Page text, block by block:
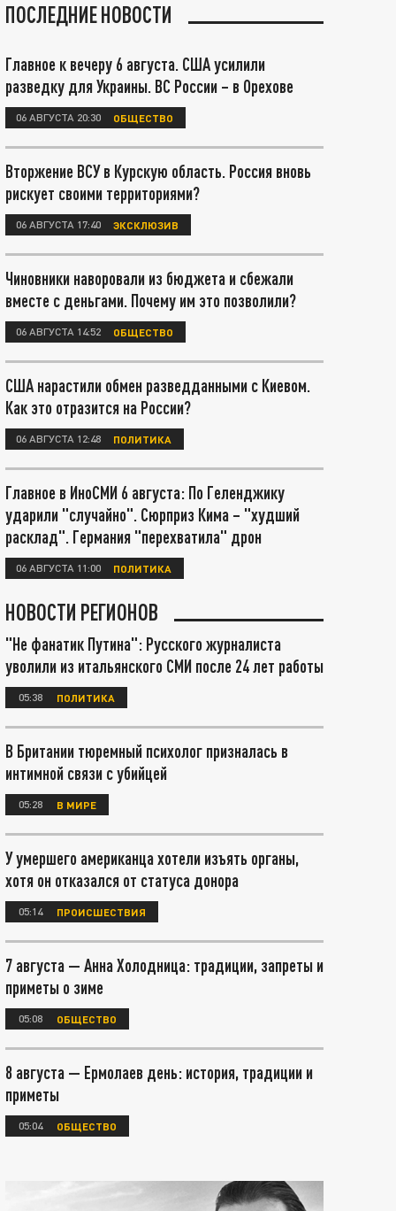
ПОСЛЕДНИЕ НОВОСТИ
Главное к вечеру 6 августа. США усилили
разведку для Украины. ВС России – в Орехове
06 АВГУСТА 20:30 ОБЩЕСТВО
Вторжение ВСУ в Курскую область. Россия вновь
рискует своими территориями?
06 АВГУСТА 17:40 ЭКСКЛЮЗИВ
Чиновники наворовали из бюджета и сбежали
вместе с деньгами. Почему им это позволили?
06 АВГУСТА 14:52 ОБЩЕСТВО
США нарастили обмен разведданными с Киевом.
Как это отразится на России?
06 АВГУСТА 12:48 ПОЛИТИКА
Главное в ИноСМИ 6 августа: По Геленджику
ударили "случайно". Сюрприз Кима – "худший
расклад". Германия "перехватила" дрон
06 АВГУСТА 11:00 ПОЛИТИКА
НОВОСТИ РЕГИОНОВ
"Не фанатик Путина": Русского журналиста
уволили из итальянского СМИ после 24 лет работы
05:38 ПОЛИТИКА
В Британии тюремный психолог призналась в
интимной связи с убийцей
05:28 В МИРЕ
У умершего американца хотели изъять органы,
хотя он отказался от статуса донора
05:14 ПРОИСШЕСТВИЯ
7 августа — Анна Холодница: традиции, запреты и
приметы о зиме
05:08 ОБЩЕСТВО
8 августа — Ермолаев день: история, традиции и
приметы
05:04 ОБЩЕСТВО